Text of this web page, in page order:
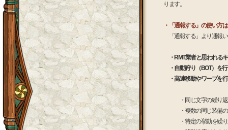
ります。
・「通報する」の使い方
「通報する」より通報
・RMT業者と思われる
・自動狩り（BOT）を
・高速移動やワープを
・同じ文字の繰り返し
・複数の同じ装備のキ
・特定の挙動を繰り返